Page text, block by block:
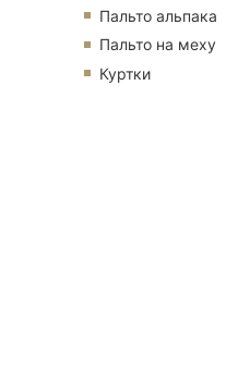
Пальто альпака
Пальто на меху
Куртки